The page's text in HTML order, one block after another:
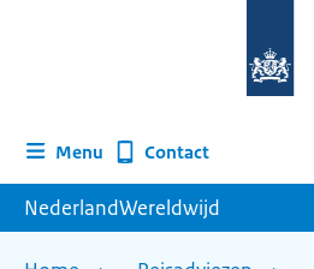
homepage
Menu Contact
NederlandWereldwijd